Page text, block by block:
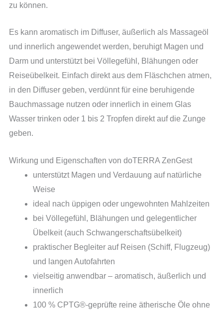
zu können.
Es kann aromatisch im Diffuser, äußerlich als Massageöl
und innerlich angewendet werden, beruhigt Magen und
Darm und unterstützt bei Völlegefühl, Blähungen oder
Reiseübelkeit. Einfach direkt aus dem Fläschchen atmen,
in den Diffuser geben, verdünnt für eine beruhigende
Bauchmassage nutzen oder innerlich in einem Glas
Wasser trinken oder 1 bis 2 Tropfen direkt auf die Zunge
geben.
Wirkung und Eigenschaften von doTERRA ZenGest
unterstützt Magen und Verdauung auf natürliche
Weise
ideal nach üppigen oder ungewohnten Mahlzeiten
bei Völlegefühl, Blähungen und gelegentlicher
Übelkeit (auch Schwangerschaftsübelkeit)
praktischer Begleiter auf Reisen (Schiff, Flugzeug)
und langen Autofahrten
vielseitig anwendbar – aromatisch, äußerlich und
innerlich
100 % CPTG®-geprüfte reine ätherische Öle ohne